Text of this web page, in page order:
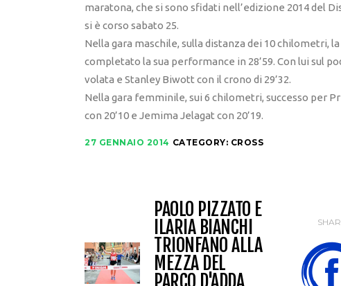
maratona, che si sono sfidati nell’edizione 2014 del
si è corso sabato 25.
Nella gara maschile, sulla distanza dei 10 chilometri,
completato la sua performance in 28’59. Con lui sul
volata e Stanley Biwott con il crono di 29’32.
Nella gara femminile, sui 6 chilometri, successo per
con 20’10 e Jemima Jelagat con 20’19.
27 GENNAIO 2014 CATEGORY: CROSS
PAOLO PIZZATO E
ILARIA BIANCHI
TRIONFANO ALLA
MEZZA DEL
PARCO D'ADDA